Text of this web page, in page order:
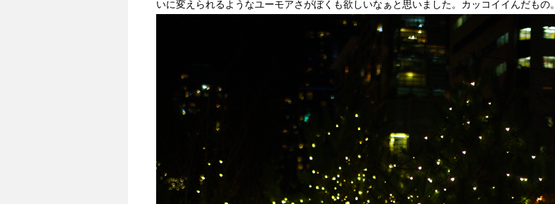
いに変えられるようなユーモアさがぼくも欲しいなぁと思いました。カッコイイんだもの。